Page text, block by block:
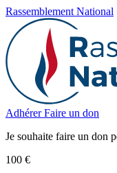
Rassemblement National
AdhérerFaire un don
Je souhaite faire un don
100 €